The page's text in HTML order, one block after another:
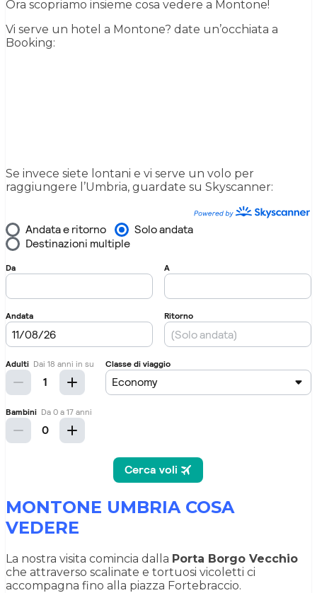
Ora scopriamo insieme cosa vedere a Montone!
Vi serve un hotel a Montone? date un’occhiata a
Booking:
Se invece siete lontani e vi serve un volo per
raggiungere l’Umbria, guardate su Skyscanner:
MONTONE UMBRIA COSA
VEDERE
La nostra visita comincia dalla Porta Borgo Vecchio
che attraverso scalinate e tortuosi vicoletti ci
accompagna fino alla piazza Fortebraccio.